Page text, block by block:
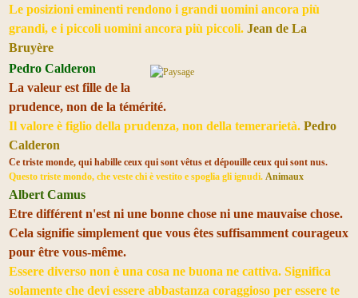
Le posizioni eminenti rendono i grandi uomini ancora più
grandi, e i piccoli uomini ancora più piccoli. Jean de La
Bruyère
Pedro Calderon
La valeur est fille de la
prudence, non de la témérité.
Il valore è figlio della prudenza, non della temerarietà. Pedro
Calderon
Ce triste monde, qui habille ceux qui sont vêtus et dépouille ceux qui sont nus.
Questo triste mondo, che veste chi è vestito e spoglia gli ignudi. Animaux
Albert Camus
Etre différent n'est ni une bonne chose ni une mauvaise chose.
Cela signifie simplement que vous êtes suffisamment courageux
pour être vous-même.
Essere diverso non è una cosa ne buona ne cattiva. Significa
solamente che devi essere abbastanza coraggioso per essere te